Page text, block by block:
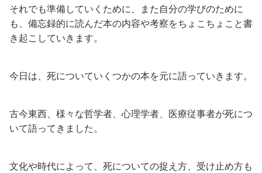
それでも準備していくために、また自分の学びのために
も、備忘録的に読んだ本の内容や考察をちょこちょこと書
き起こしていきます。
今日は、死についていくつかの本を元に語っていきます。
古今東西、様々な哲学者、心理学者、医療従事者が死につ
いて語ってきました。
文化や時代によって、死についての捉え方、受け止め方も